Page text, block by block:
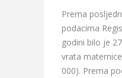
Prema
podacima
godini bilo je
vrata
000). Prema